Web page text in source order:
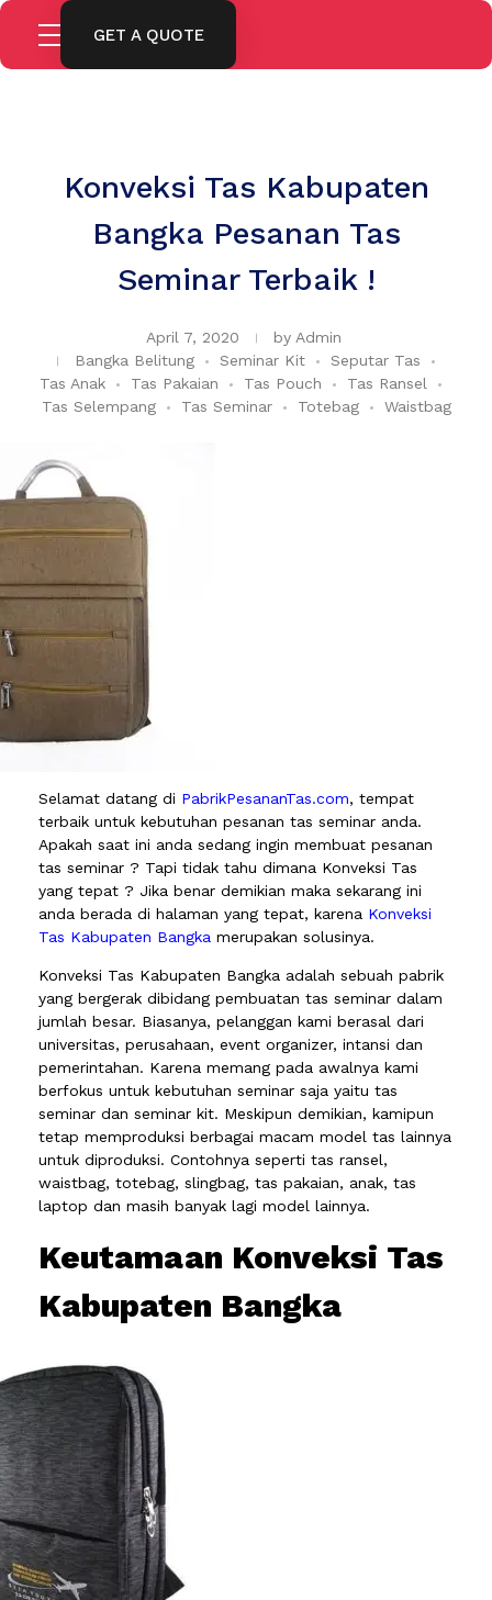
GET A QUOTE
Konveksi Tas Kabupaten
Bangka Pesanan Tas
Seminar Terbaik !
April 7, 2020 by Admin
Bangka Belitung
Seminar Kit
Seputar Tas
Tas Anak
Tas Pakaian Tas Pouch
Tas Ransel
Tas Selempang
Tas Seminar Totebag Waistbag
Selamat datang di PabrikPesananTas.com, tempat
terbaik untuk kebutuhan pesanan tas seminar anda.
Apakah saat ini anda sedang ingin membuat pesanan
tas seminar ? Tapi tidak tahu dimana Konveksi Tas
yang tepat ? Jika benar demikian maka sekarang ini
anda berada di halaman yang tepat, karena Konveksi
Tas Kabupaten Bangka merupakan solusinya.
Konveksi Tas Kabupaten Bangka adalah sebuah pabrik
yang bergerak dibidang pembuatan tas seminar dalam
jumlah besar. Biasanya, pelanggan kami berasal dari
universitas, perusahaan, event organizer, intansi dan
pemerintahan. Karena memang pada awalnya kami
berfokus untuk kebutuhan seminar saja yaitu tas
seminar dan seminar kit. Meskipun demikian, kamipun
tetap memproduksi berbagai macam model tas lainnya
untuk diproduksi. Contohnya seperti tas ransel,
waistbag, totebag, slingbag, tas pakaian, anak, tas
laptop dan masih banyak lagi model lainnya.
Keutamaan Konveksi Tas
Kabupaten Bangka